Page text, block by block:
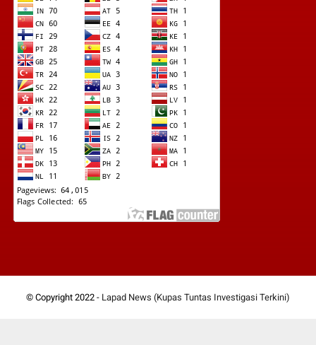
© Copyright 2022 - Lapad News (Kupas Tuntas Investigasi Terkini)